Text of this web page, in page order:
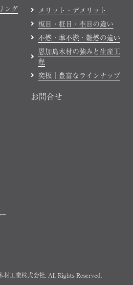
ング
メリット・デメリット
板目・柾目・杢目の違い
不燃・準不燃・難燃の違い
恩加島木材の強みと生産工
程
突板｜豊富なラインナップ
お問合せ
工業株式会社, All Rights Reserved.